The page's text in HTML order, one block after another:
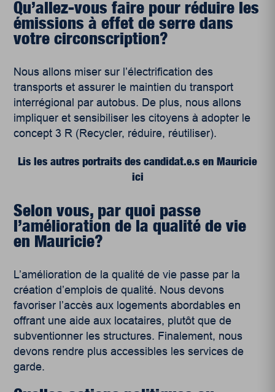
Qu’allez-vous faire pour réduire les
émissions à effet de serre dans
votre circonscription?
Nous allons miser sur l’électrification des
transports et assurer le maintien du transport
interrégional par autobus. De plus, nous allons
impliquer et sensibiliser les citoyens à adopter le
concept 3 R (Recycler, réduire, réutiliser).
Lis les autres portraits des candidat.e.s en Mauricie
ici
Selon vous, par quoi passe
l’amélioration de la qualité de vie
en Mauricie?
L’amélioration de la qualité de vie passe par la
création d’emplois de qualité. Nous devons
favoriser l’accès aux logements abordables en
offrant une aide aux locataires, plutôt que de
subventionner les structures. Finalement, nous
devons rendre plus accessibles les services de
garde.